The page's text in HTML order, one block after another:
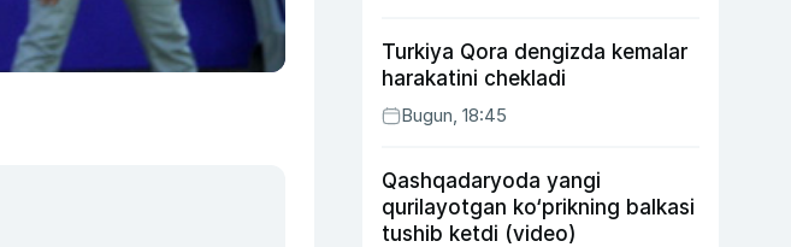
Turkiya Qora dengizda kemalar
harakatini chekladi
Bugun, 18:45
Qashqadaryoda yangi
qurilayotgan ko‘prikning balkasi
tushib ketdi (video)